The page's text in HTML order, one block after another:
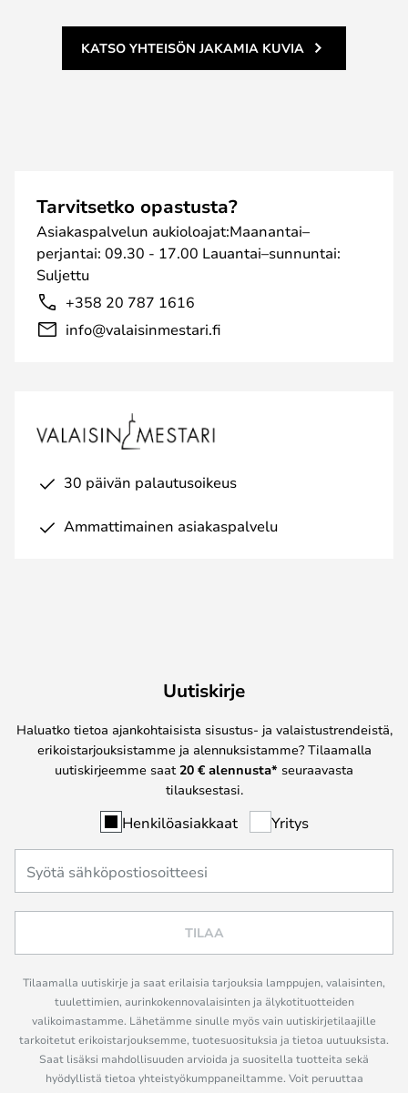
KATSO YHTEISÖN JAKAMIA KUVIA
Tarvitsetko opastusta?
Asiakaspalvelun aukioloajat:Maanantai–
perjantai: 09.30 - 17.00 Lauantai–sunnuntai:
Suljettu
+358 20 787 1616
info@valaisinmestari.fi
30 päivän palautusoikeus
Ammattimainen asiakaspalvelu
Uutiskirje
Haluatko tietoa ajankohtaisista sisustus- ja valaistustrendeistä,
erikoistarjouksistamme ja alennuksistamme? Tilaamalla
uutiskirjeemme saat 20 € alennusta* seuraavasta
tilauksestasi.
Henkilöasiakkaat Yritys
TILAA
Tilaamalla uutiskirje ja saat erilaisia tarjouksia lamppujen, valaisinten,
tuulettimien, aurinkokennovalaisinten ja älykotituotteiden
valikoimastamme. Lähetämme sinulle myös vain uutiskirjetilaajille
tarkoitetut erikoistarjouksemme, tuotesuosituksia ja tietoa uutuuksista.
Saat lisäksi mahdollisuuden arvioida ja suositella tuotteita sekä
hyödyllistä tietoa yhteistyökumppaneiltamme. Voit peruuttaa